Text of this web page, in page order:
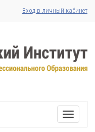
Вход в личный кабинет
Toggle